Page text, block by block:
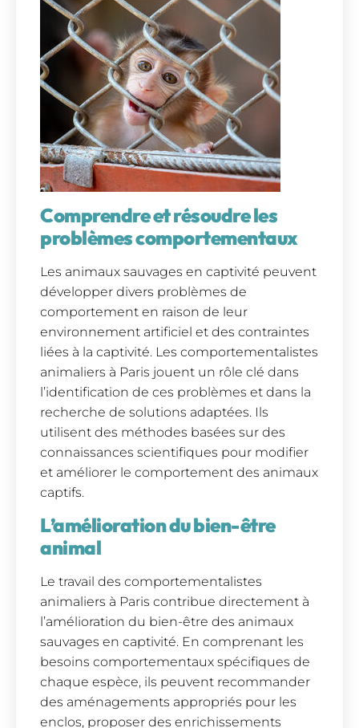
Comprendre et résoudre les
problèmes comportementaux
Les animaux sauvages en captivité peuvent
développer divers problèmes de
comportement en raison de leur
environnement artificiel et des contraintes
liées à la captivité. Les comportementalistes
animaliers à Paris jouent un rôle clé dans
l’identification de ces problèmes et dans la
recherche de solutions adaptées. Ils
utilisent des méthodes basées sur des
connaissances scientifiques pour modifier
et améliorer le comportement des animaux
captifs.
L’amélioration du bien-être
animal
Le travail des comportementalistes
animaliers à Paris contribue directement à
l’amélioration du bien-être des animaux
sauvages en captivité. En comprenant les
besoins comportementaux spécifiques de
chaque espèce, ils peuvent recommander
des aménagements appropriés pour les
enclos, proposer des enrichissements